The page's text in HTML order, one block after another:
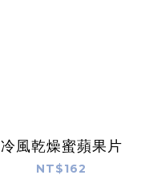
冷風乾燥蜜蘋果片
NT$162